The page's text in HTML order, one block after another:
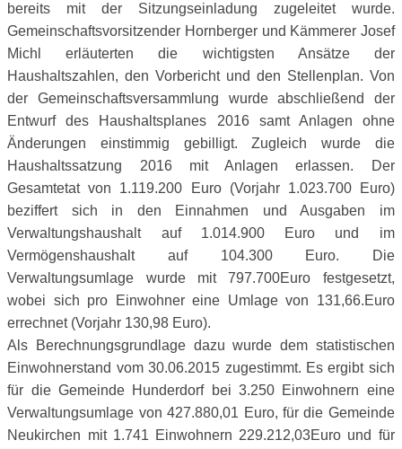
bereits mit der Sitzungseinladung zugeleitet wurde.
Gemeinschaftsvorsitzender Hornberger und Kämmerer Josef
Michl erläuterten die wichtigsten Ansätze der
Haushaltszahlen, den Vorbericht und den Stellenplan. Von
der Gemeinschaftsversammlung wurde abschließend der
Entwurf des Haushaltsplanes 2016 samt Anlagen ohne
Änderungen einstimmig gebilligt. Zugleich wurde die
Haushaltssatzung 2016 mit Anlagen erlassen. Der
Gesamtetat von 1.119.200 Euro (Vorjahr 1.023.700 Euro)
beziffert sich in den Einnahmen und Ausgaben im
Verwaltungshaushalt auf 1.014.900 Euro und im
Vermögenshaushalt auf 104.300 Euro. Die
Verwaltungsumlage wurde mit 797.700Euro festgesetzt,
wobei sich pro Einwohner eine Umlage von 131,66.Euro
errechnet (Vorjahr 130,98 Euro).
Als Berechnungsgrundlage dazu wurde dem statistischen
Einwohnerstand vom 30.06.2015 zugestimmt. Es ergibt sich
für die Gemeinde Hunderdorf bei 3.250 Einwohnern eine
Verwaltungsumlage von 427.880,01 Euro, für die Gemeinde
Neukirchen mit 1.741 Einwohnern 229.212,03Euro und für